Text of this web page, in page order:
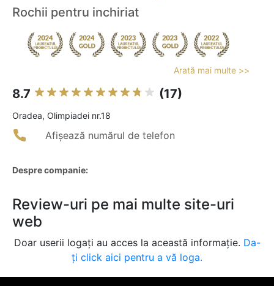
Rochii pentru inchiriat
Arată mai multe >>
8.7 (17)
Oradea, Olimpiadei nr.18
Afișează numărul de telefon
Despre companie:
Review-uri pe mai multe site-uri
web
Doar userii logați au acces la această informație. Da-
ți click aici pentru a vă loga.